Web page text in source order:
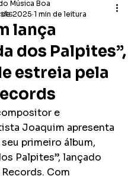
lança
dos Palpites”,
estreia pela
Música Boa
de 2025 1 min de leitura
e
Joaquim apresenta
primeiro álbum,
Palpites”, lançado
Com